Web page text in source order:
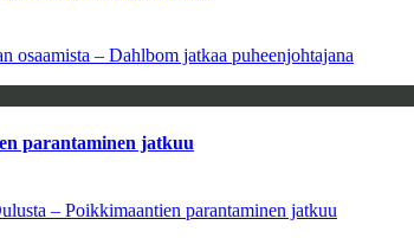
osaamista – Dahlbom jatkaa puheenjohtajana
parantaminen jatkuu
– Poikkimaantien parantaminen jatkuu